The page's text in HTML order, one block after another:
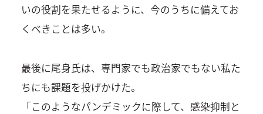
いの役割を果たせるように、今のうちに備えてお
くべきことは多い。
最後に尾身氏は、専門家でも政治家でもない私た
ちにも課題を投げかけた。
「このようなパンデミックに際して、感染抑制と